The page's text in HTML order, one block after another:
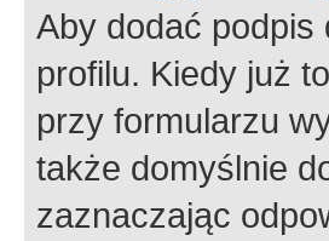
Aby dodać
profilu. Kiedy już
przy formularzu
także domyślnie
zaznaczając